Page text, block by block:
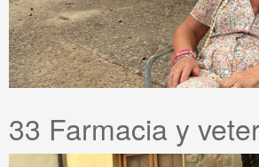
33 Farmacia y